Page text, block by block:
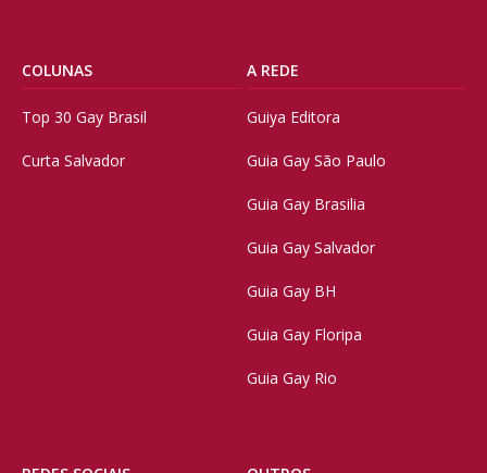
COLUNAS
Top 30 Gay Brasil
Curta Salvador
A REDE
Guiya Editora
Guia Gay São Paulo
Guia Gay Brasilia
Guia Gay Salvador
Guia Gay BH
Guia Gay Floripa
Guia Gay Rio